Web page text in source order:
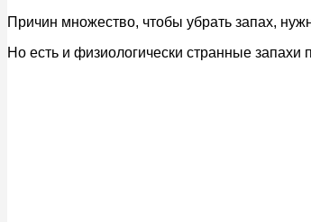
Причин множество, чтобы убрать запах,
Но есть и физиологически странные запахи